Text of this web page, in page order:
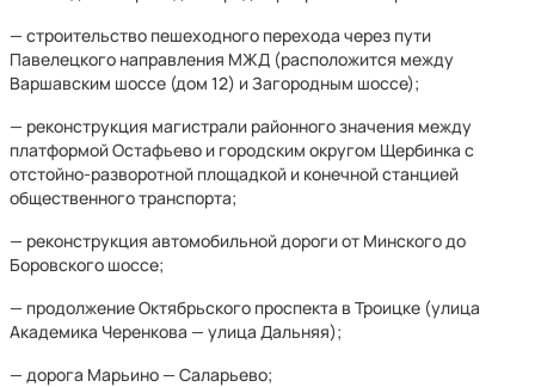
— строительство пешеходного перехода через пути
Павелецкого направления МЖД (расположится между
Варшавским шоссе (дом 12) и Загородным шоссе);
— реконструкция магистрали районного значения между
платформой Остафьево и городским округом Щербинка с
отстойно-разворотной площадкой и конечной станцией
общественного транспорта;
— реконструкция автомобильной дороги от Минского до
Боровского шоссе;
— продолжение Октябрьского проспекта в Троицке (улица
Академика Черенкова — улица Дальняя);
— дорога Марьино — Саларьево;